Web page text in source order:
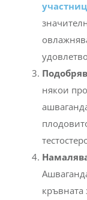
някои
кръвната